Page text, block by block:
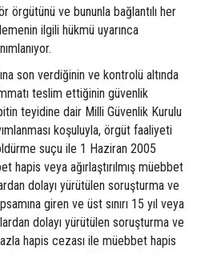
ve bununla bağlantılı her
ilgili hükmü uyarınca
son verdiğinin ve kontrolü altında
teslim ettiğinin güvenlik
teyidine dair Milli Güvenlik Kurulu
koşuluyla, örgüt faaliyeti
suçu ile 1 Haziran 2005
hapis veya ağırlaştırılmış müebbet
dolayı yürütülen soruşturma ve
giren ve üst sınırı 15 yıl veya
dolayı yürütülen soruşturma ve
hapis cezası ile müebbet hapis